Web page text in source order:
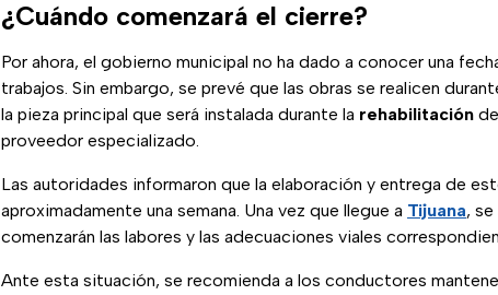
¿Cuándo comenzará el cierre?
Por ahora, el gobierno municipal no ha dado a conocer una
trabajos. Sin embargo, se prevé que las obras se realicen
la pieza principal que será instalada durante la rehabilitación
proveedor especializado.
Las autoridades informaron que la elaboración y entrega de
aproximadamente una semana. Una vez que llegue a Tijuana,
comenzarán las labores y las adecuaciones viales
Ante esta situación, se recomienda a los conductores